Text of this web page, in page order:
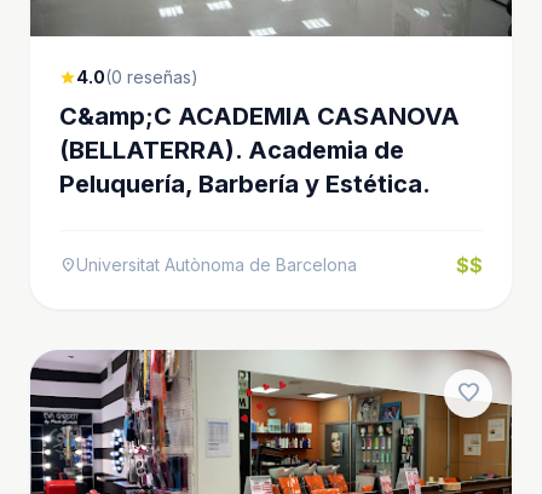
star4.0(0 reseñas)
C&amp;C ACADEMIA CASANOVA
(BELLATERRA). Academia de
Peluquería, Barbería y Estética.
location_onUniversitat Autònoma de Barcelona $$
favorite